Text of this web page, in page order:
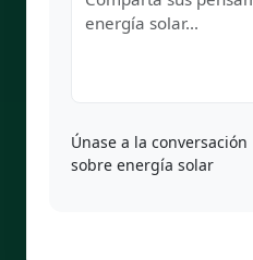
Únase a la conversación
sobre energía solar